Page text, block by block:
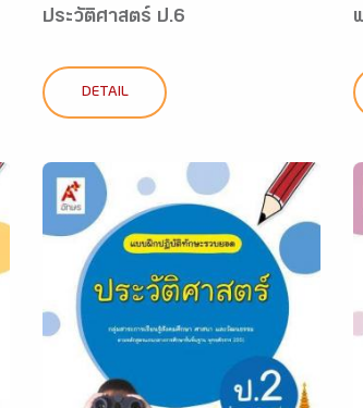
ประวัติศาสตร์ ป.6
DETAIL